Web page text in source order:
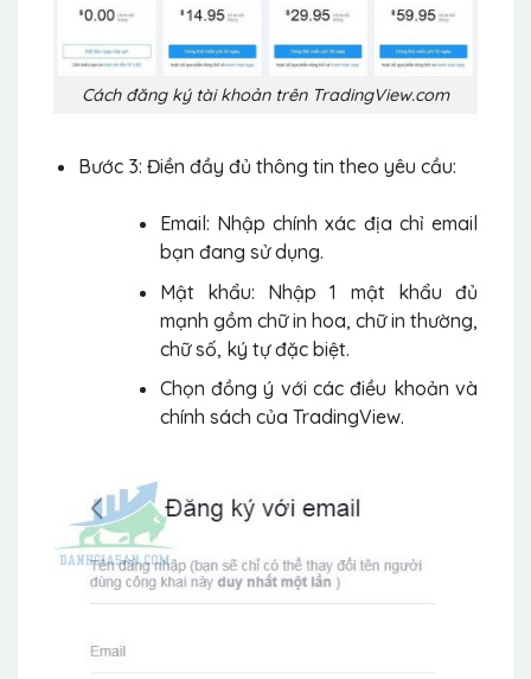
Cách đăng ký tài khoản trên TradingView.com
Bước 3: Điền đầy đủ thông tin theo yêu cầu:
Email: Nhập chính xác địa chỉ email
bạn đang sử dụng.
Mật khẩu: Nhập 1 mật khẩu đủ
mạnh gồm chữ in hoa, chữ in thường,
chữ số, ký tự đặc biệt.
Chọn đồng ý với các điều khoản và
chính sách của TradingView.